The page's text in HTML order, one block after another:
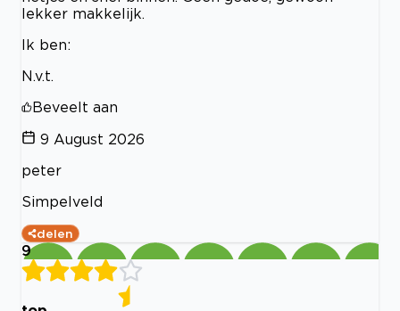
lekker makkelijk.
Ik ben:
N.v.t.
Beveelt aan
9 August 2026
peter
Simpelveld
delen
9